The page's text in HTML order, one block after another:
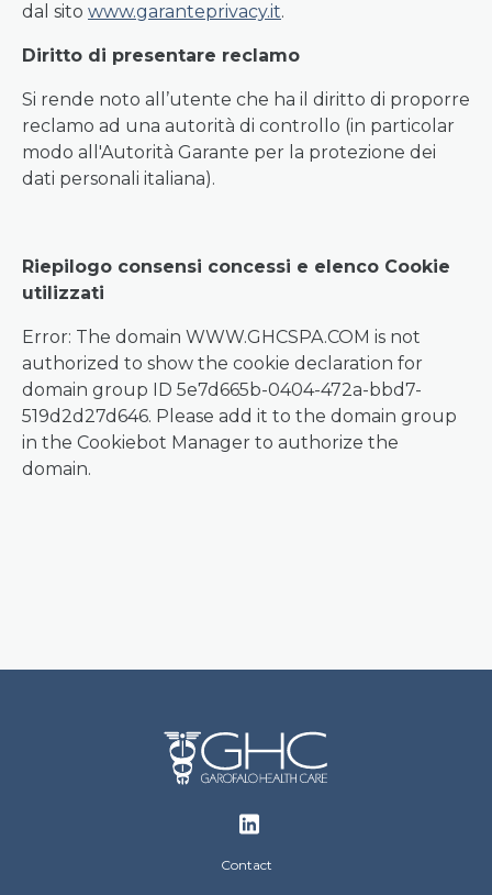
dal sito www.garanteprivacy.it.
Diritto di presentare reclamo
Si rende noto all’utente che ha il diritto di proporre
reclamo ad una autorità di controllo (in particolar
modo all'Autorità Garante per la protezione dei
dati personali italiana).
Riepilogo consensi concessi e elenco Cookie
utilizzati
Error: The domain WWW.GHCSPA.COM is not
authorized to show the cookie declaration for
domain group ID 5e7d665b-0404-472a-bbd7-
519d2d27d646. Please add it to the domain group
in the Cookiebot Manager to authorize the
domain.
Contact